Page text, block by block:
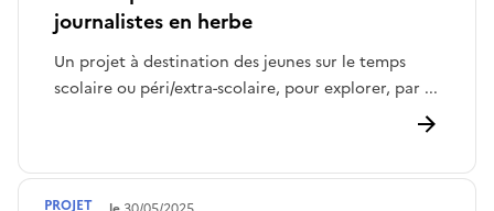
journalistes en herbe
Un projet à destination des jeunes sur le temps
scolaire ou péri/extra-scolaire, pour explorer, par ...
PROJET